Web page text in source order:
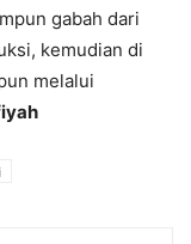
gabah dari
kemudian di
melalui